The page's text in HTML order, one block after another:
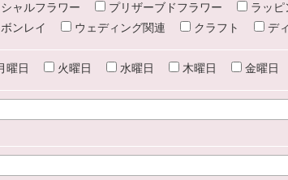
ャルフラワー プリザーブドフラワー ラッピ
ンレイ
ウェディング関連 クラフト デ
曜日 火曜日 水曜日 木曜日 金曜日